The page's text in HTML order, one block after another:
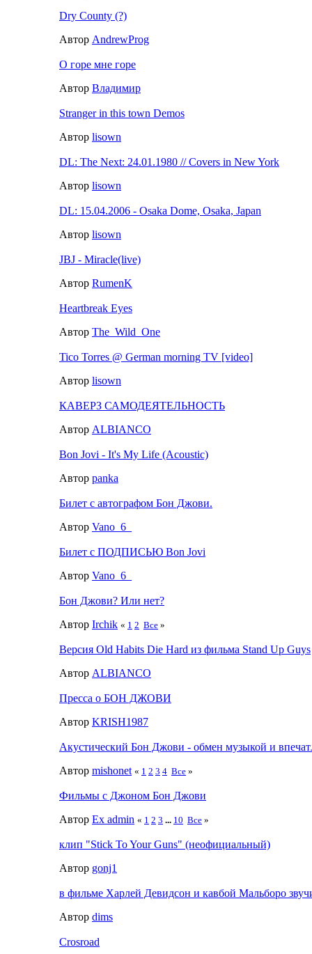
Dry County (?)
Автор AndrewProg
О горе мне горе
Автор Владимир
Stranger in this town Demos
Автор lisown
DL: The Next: 24.01.1980 // Covers in New York
Автор lisown
DL: 15.04.2006 - Osaka Dome, Osaka, Japan
Автор lisown
JBJ - Miracle(live)
Автор RumenK
Heartbreak Eyes
Автор The_Wild_One
Tico Torres @ German morning TV [video]
Автор lisown
КАВЕРЗ САМОДЕЯТЕЛЬНОСТЬ
Автор ALBIANCO
Bon Jovi - It's My Life (Acoustic)
Автор panka
Билет с автографом Бон Джови.
Автор Vano_6_
Билет с ПОДПИСЬЮ Bon Jovi
Автор Vano_6_
Бон Джови? Или нет?
Автор Irchik « 1 2 Все »
Версия Old Habits Die Hard из фильма Stand Up Guys
Автор ALBIANCO
Пресса о БОН ДЖОВИ
Автор KRISH1987
Акустический Бон Джови - обмен музыкой и
Автор mishonet « 1 2 3 4 Все »
Фильмы с Джоном Бон Джови
Автор Ex admin « 1 2 3 ... 10 Все »
клип "Stick To Your Guns" (неофициальный)
Автор gonj1
в фильме Харлей Девидсон и кавбой Мальборо
Автор dims
Crosroad